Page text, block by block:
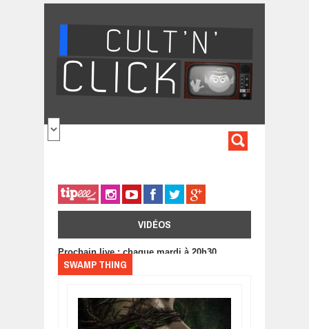
VIDÉOS
Prochain live : chaque mardi à 20h30
SWAMP THING